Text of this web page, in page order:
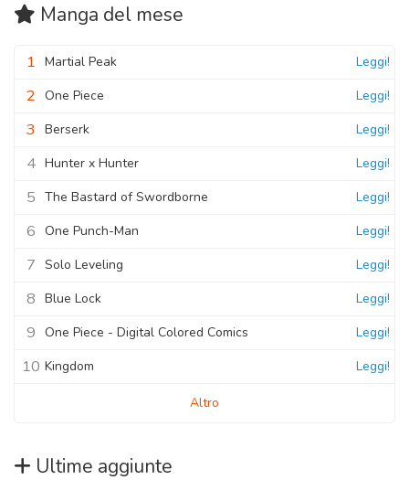
Manga del mese
1 Martial Peak Leggi!
2 One Piece Leggi!
3 Berserk Leggi!
4 Hunter x Hunter Leggi!
5 The Bastard of Swordborne Leggi!
6 One Punch-Man Leggi!
7 Solo Leveling Leggi!
8 Blue Lock Leggi!
9 One Piece - Digital Colored Comics Leggi!
10 Kingdom Leggi!
Altro
Ultime aggiunte